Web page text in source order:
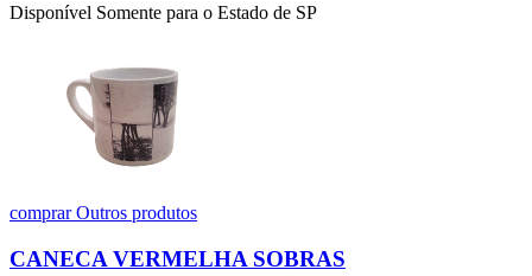
Disponível Somente para o Estado de SP
comprarOutros produtos
CANECA VERMELHA SOBRAS